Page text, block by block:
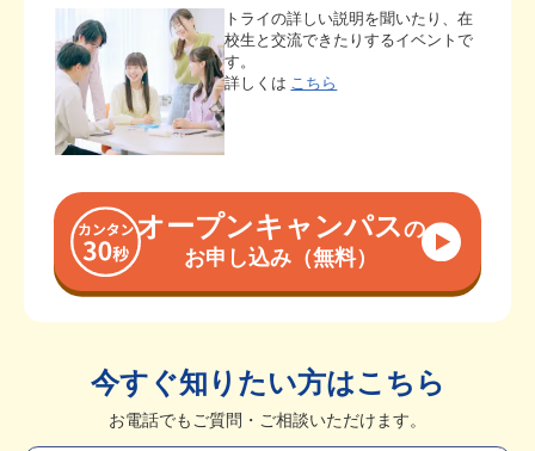
トライの詳しい説明を聞いたり、在
校生と交流できたりするイベントで
す。
詳しくは こちら
オープンキャンパスの
お申し込み（無料）
今すぐ知りたい方はこちら
お電話でもご質問・ご相談いただけます。